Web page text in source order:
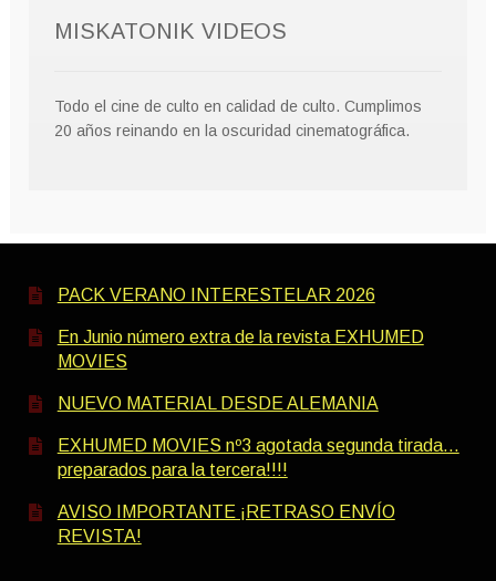
MISKATONIK VIDEOS
Todo el cine de culto en calidad de culto. Cumplimos
20 años reinando en la oscuridad cinematográfica.
PACK VERANO INTERESTELAR 2026
En Junio número extra de la revista EXHUMED
MOVIES
NUEVO MATERIAL DESDE ALEMANIA
EXHUMED MOVIES nº3 agotada segunda tirada…
preparados para la tercera!!!!
AVISO IMPORTANTE ¡RETRASO ENVÍO
REVISTA!